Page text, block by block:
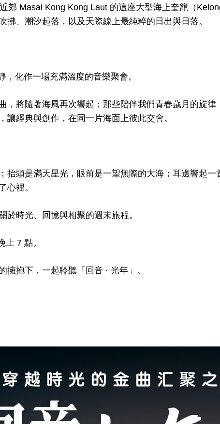
郊 Masai Kong Kong Laut 的這座大型海上奎籠（
拂、潮汐起落，以及天際線上最純粹的日出與日落。
，化作一場充滿溫度的音樂聚會。
，將隨著海風再次響起；那些陪伴我們青春歲月的旋
讓經典與創作，在同一片海面上彼此交會。
抬頭是滿天星光，眼前是一望無際的大海；耳邊響起
心裡。
於時光、回憶與相聚的週末旅程。
7 點。
抱下，一起聆聽「回音 · 光年」。